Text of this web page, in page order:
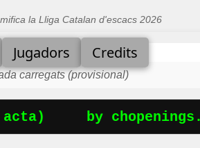
la Lliga Catalan d'escacs 2026
Jugadors Credits
carregats (provisional)
by